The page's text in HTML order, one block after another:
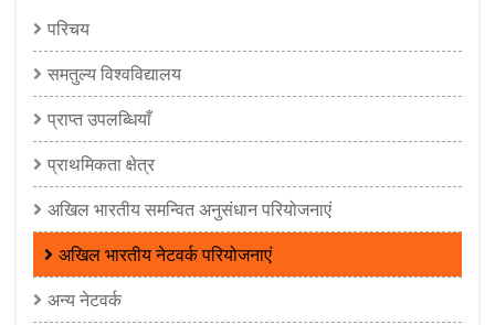
परिचय
समतुल्य विश्वविद्यालय
प्राप्त उपलब्धियाँ
प्राथमिकता क्षेत्र
अखिल भारतीय समन्वित अनुसंधान परियोजनाएं
अखिल भारतीय नेटवर्क परियोजनाएं
अन्य नेटवर्क